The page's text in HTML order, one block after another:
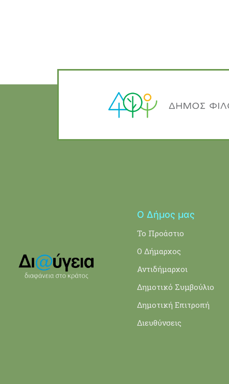
Ο Δήμος μας
Το Προάστιο
Ο Δήμαρχος
Αντιδήμαρχοι
Δημοτικό Συμβούλιο
Δημοτική Επιτροπή
Διευθύνσεις